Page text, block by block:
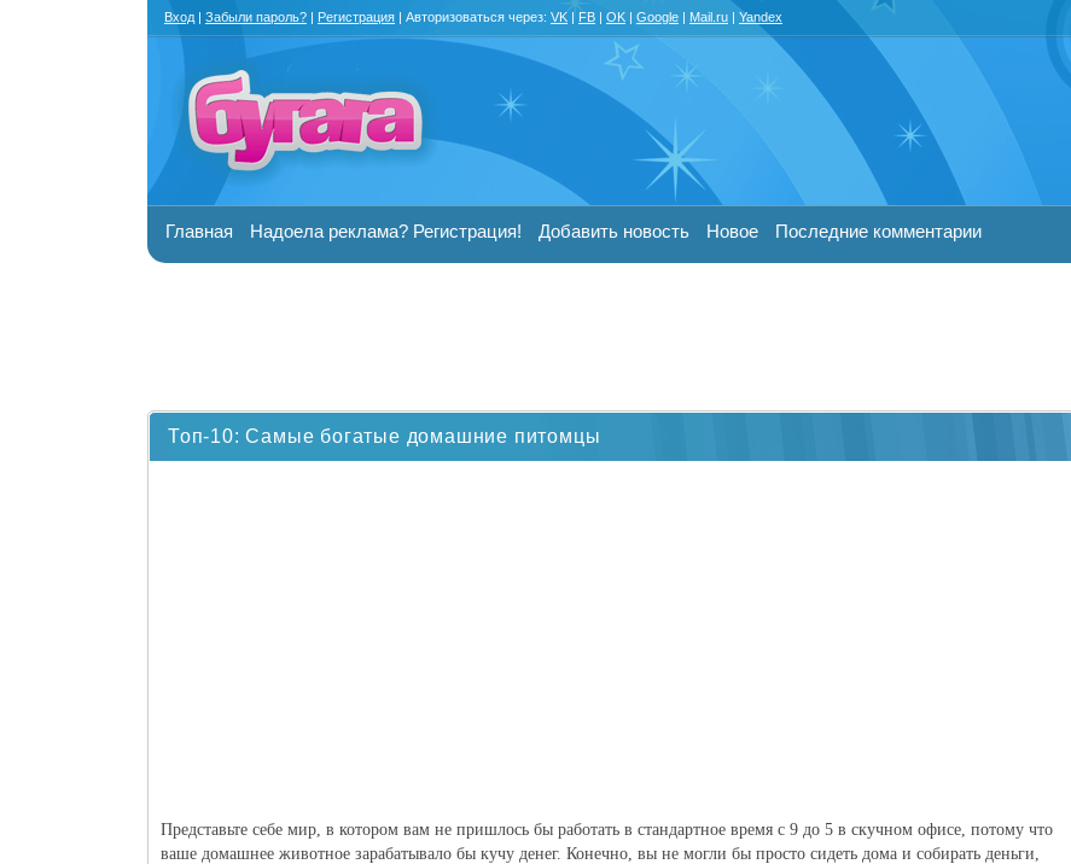
Топ-10: Самые богатые домашние питомцы
Представьте себе мир, в котором вам не пришлось бы работать в стандартное время с 9 до 5 в скучном офисе, потому что
ваше домашнее животное зарабатывало бы кучу денег. Конечно, вы не могли бы просто сидеть дома и собирать деньги,
Вход | Забыли пароль? | Регистрация | Авторизоваться через: VK | FB | OK | Google | Mail.ru | Yandex
Главная Надоела реклама? Регистрация! Добавить новость Новое Последние комментарии